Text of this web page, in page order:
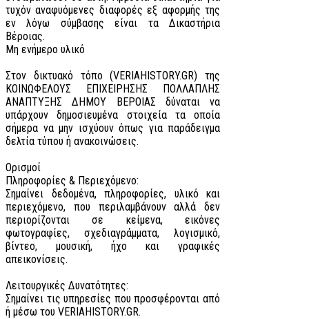
τυχόν αναφυόμενες διαφορές εξ αφορμής της
εν λόγω σύμβασης είναι τα Δικαστήρια
Βέροιας.
Μη ενήμερο υλικό
Στον δικτυακό τόπο (VERIAHISTORY.GR) της
ΚΟΙΝΩΦΕΛΟΥΣ ΕΠΙΧΕΙΡΗΣΗΣ ΠΟΛΛΑΠΛΗΣ
ΑΝΑΠΤΥΞΗΣ ΔΗΜΟΥ ΒΕΡΟΙΑΣ δύναται να
υπάρχουν δημοσιευμένα στοιχεία τα οποία
σήμερα να μην ισχύουν όπως για παράδειγμα
δελτία τύπου ή ανακοινώσεις.
Ορισμοί
Πληροφορίες & Περιεχόμενο:
Σημαίνει δεδομένα, πληροφορίες, υλικό και
περιεχόμενο, που περιλαμβάνουν αλλά δεν
περιορίζονται σε κείμενα, εικόνες
φωτογραφίες, σχεδιαγράμματα, λογισμικό,
βίντεο, μουσική, ήχο και γραφικές
απεικονίσεις.
Λειτουργικές Δυνατότητες:
Σημαίνει τις υπηρεσίες που προσφέρονται από
ή μέσω του VERIAHISTORY.GR.